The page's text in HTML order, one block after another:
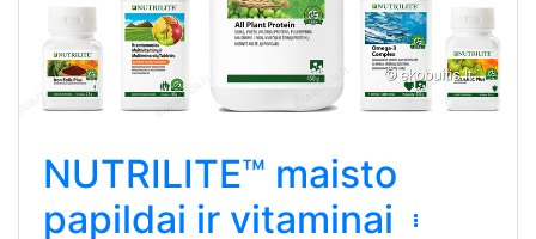
NUTRILITE™ maisto
papildai ir vitaminai